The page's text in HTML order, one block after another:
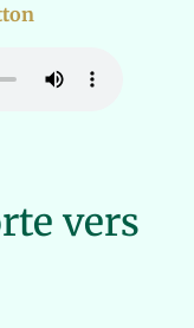
vers